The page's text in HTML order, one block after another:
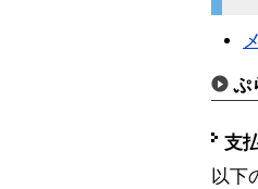
ぷ
支
以下